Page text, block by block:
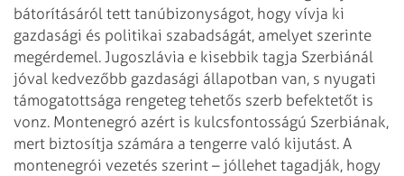
bátorításáról tett tanúbizonyságot, hogy vívja ki
gazdasági és politikai szabadságát, amelyet szerinte
megérdemel. Jugoszlávia e kisebbik tagja Szerbiánál
jóval kedvezőbb gazdasági állapotban van, s nyugati
támogatottsága rengeteg tehetős szerb befektetőt is
vonz. Montenegró azért is kulcsfontosságú Szerbiának,
mert biztosítja számára a tengerre való kijutást. A
montenegrói vezetés szerint – jóllehet tagadják, hogy